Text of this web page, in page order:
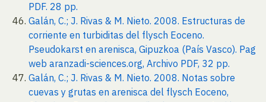
PDF. 28 pp.
Galán, C.; J. Rivas & M. Nieto. 2008. Estructuras de
corriente en turbiditas del flysch Eoceno.
Pseudokarst en arenisca, Gipuzkoa (País Vasco). Pag
web aranzadi-sciences.org, Archivo PDF, 32 pp.
Galán, C.; J. Rivas & M. Nieto. 2008. Notas sobre
cuevas y grutas en arenisca del flysch Eoceno,